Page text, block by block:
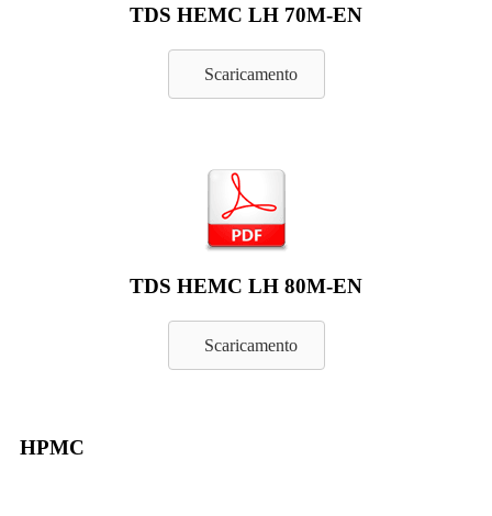
TDS HEMC LH 70M-EN
Scaricamento
TDS HEMC LH 80M-EN
Scaricamento
HPMC